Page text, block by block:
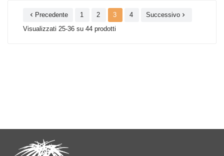
 Precedente 1 2 3 4 Successivo 
Visualizzati 25-36 su 44 prodotti